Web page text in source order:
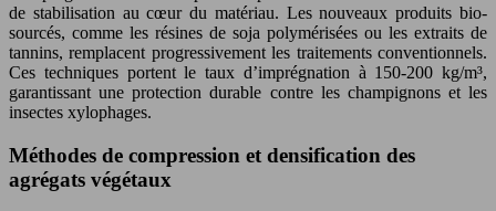
de stabilisation au cœur du matériau. Les nouveaux produits bio-
sourcés, comme les résines de soja polymérisées ou les extraits de
tannins, remplacent progressivement les traitements conventionnels.
Ces techniques portent le taux d’imprégnation à 150-200 kg/m³,
garantissant une protection durable contre les champignons et les
insectes xylophages.
Méthodes de compression et densification des
agrégats végétaux